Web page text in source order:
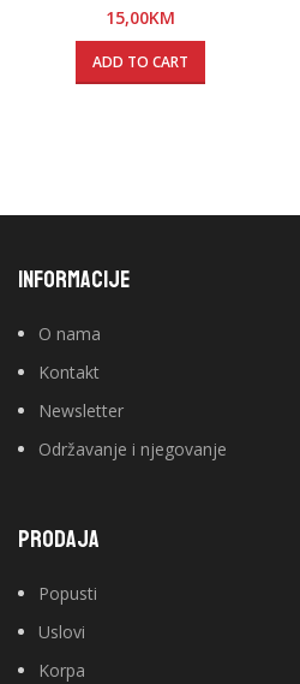
15,00KM
ADD TO CART
INFORMACIJE
O nama
Kontakt
Newsletter
Održavanje i njegovanje
PRODAJA
Popusti
Uslovi
Korpa